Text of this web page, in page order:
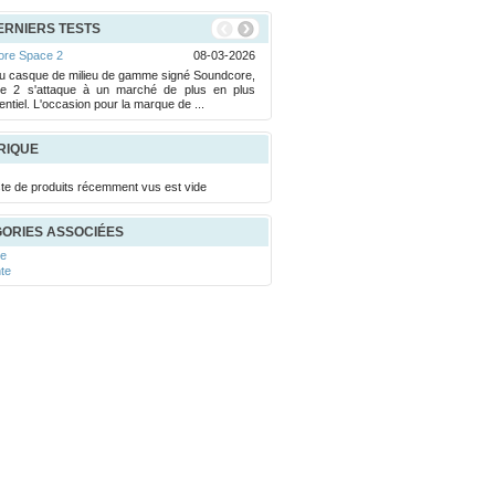
TESTS
Space 2
08-03-2026
casque de milieu de gamme signé Soundcore,
2 s'attaque à un marché de plus en plus
L'occasion pour la marque de ...
de produits récemment vus est vide
ASSOCIÉES